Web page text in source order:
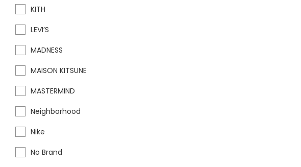
KITH
LEVI’S
MADNESS
MAISON KITSUNE
MASTERMIND
Neighborhood
Nike
No Brand